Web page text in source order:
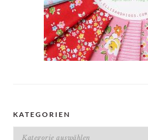
KATEGORIEN
Kategorien